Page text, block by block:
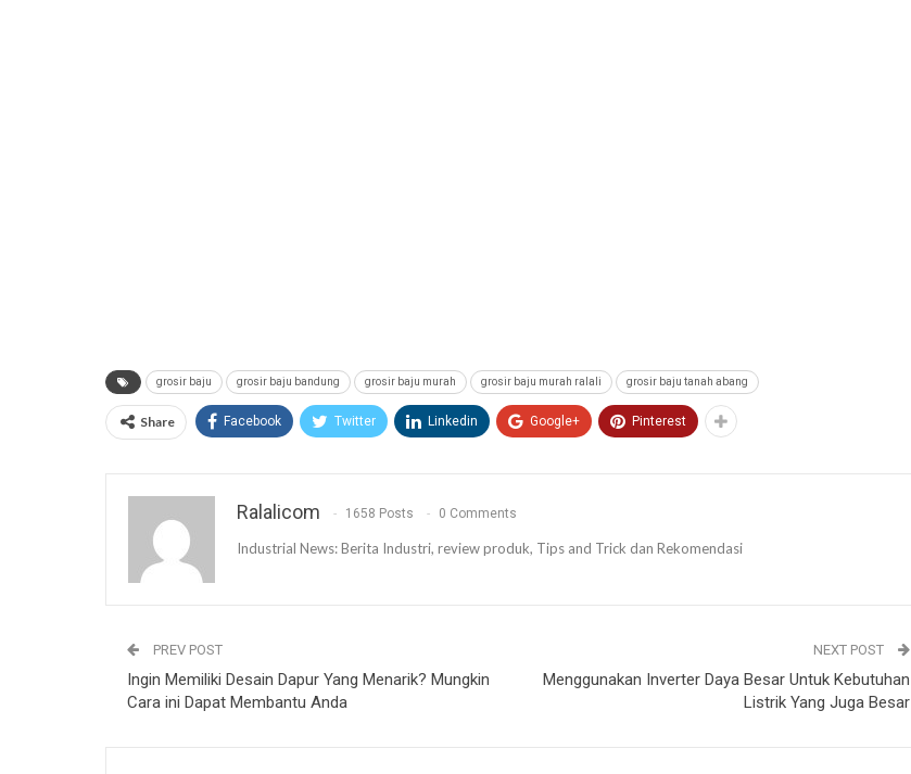
grosir baju grosir baju bandung grosir baju murah grosir baju murah ralali grosir baju tanah abang
Share Facebook Twitter Linkedin Google+ Pinterest
Ralalicom 1658 Posts 0 Comments
Industrial News: Berita Industri, review produk, Tips and Trick dan Rekomendasi
PREV POST
Ingin Memiliki Desain Dapur Yang Menarik? Mungkin
Cara ini Dapat Membantu Anda
NEXT POST
Menggunakan Inverter Daya Besar Untuk Kebutuhan
Listrik Yang Juga Besar